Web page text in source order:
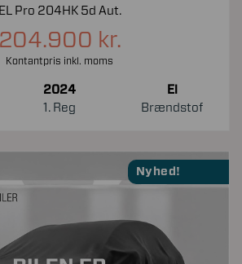
EL Pro 204HK 5d Aut.
204.900 kr.
Kontantpris inkl. moms
2024
1. Reg
El
Brændstof
Nyhed!